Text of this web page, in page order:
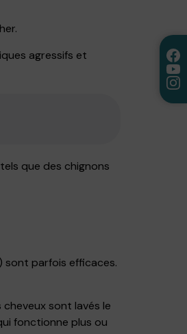
agressifs et
que des chignons
sont parfois efficaces.
sont lavés le
fonctionne plus ou